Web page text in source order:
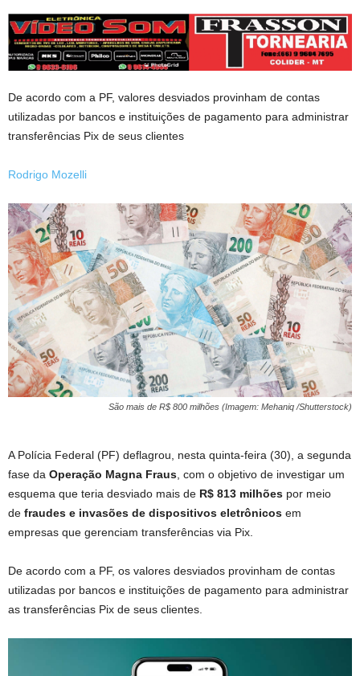
De acordo com a PF, valores desviados provinham de contas
utilizadas por bancos e instituições de pagamento para administrar
transferências Pix de seus clientes
Rodrigo Mozelli
São mais de R$ 800 milhões (Imagem: Mehaniq /Shutterstock)
A Polícia Federal (PF) deflagrou, nesta quinta-feira (30), a segunda
fase da Operação Magna Fraus , com o objetivo de investigar um
esquema que teria desviado mais de R$ 813 milhões por meio
de fraudes e invasões de dispositivos eletrônicos em
empresas que gerenciam transferências via Pix.
De acordo com a PF, os valores desviados provinham de contas
utilizadas por bancos e instituições de pagamento para administrar
as transferências Pix de seus clientes.